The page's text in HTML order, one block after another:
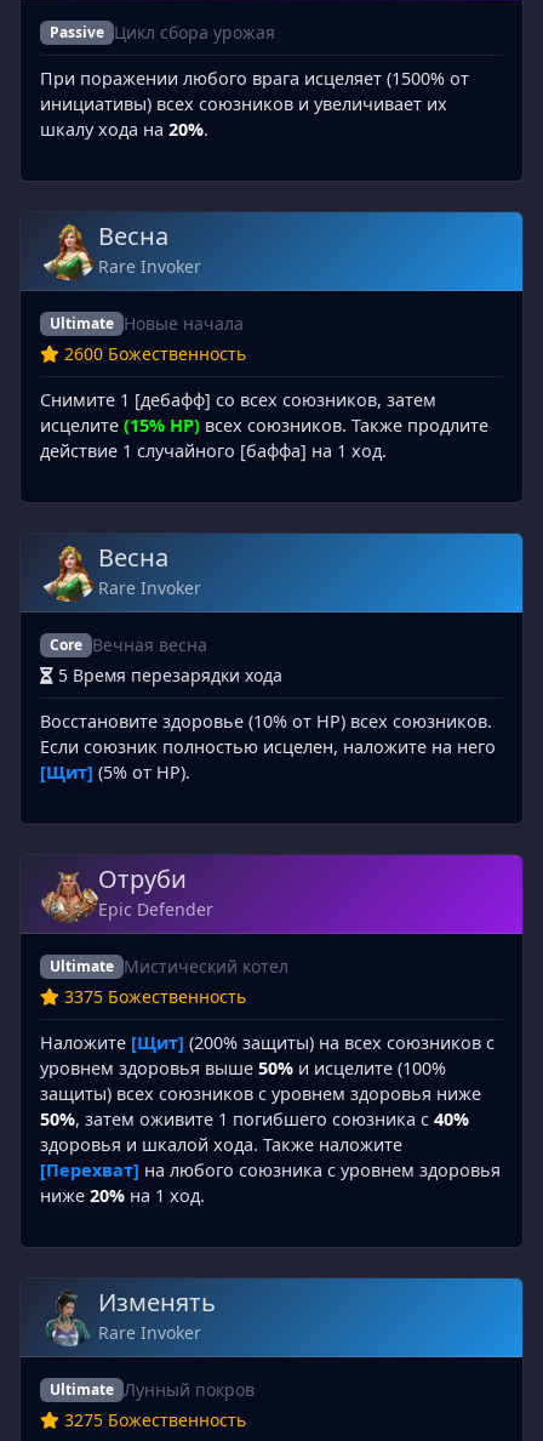
Passive Цикл сбора урожая
При поражении любого врага исцеляет (1500% от
инициативы) всех союзников и увеличивает их
шкалу хода на 20%.
Весна
Rare Invoker
Ultimate Новые начала
2600 Божественность
Снимите 1 [дебафф] со всех союзников, затем
исцелите (15% HP) всех союзников. Также продлите
действие 1 случайного [баффа] на 1 ход.
Весна
Rare Invoker
Core Вечная весна
5 Время перезарядки хода
Восстановите здоровье (10% от HP) всех союзников.
Если союзник полностью исцелен, наложите на него
[Щит] (5% от HP).
Отруби
Epic Defender
Ultimate Мистический котел
3375 Божественность
Наложите [Щит] (200% защиты) на всех союзников с
уровнем здоровья выше 50% и исцелите (100%
защиты) всех союзников с уровнем здоровья ниже
50%, затем оживите 1 погибшего союзника с 40%
здоровья и шкалой хода. Также наложите
[Перехват] на любого союзника с уровнем здоровья
ниже 20% на 1 ход.
Изменять
Rare Invoker
Ultimate Лунный покров
3275 Божественность